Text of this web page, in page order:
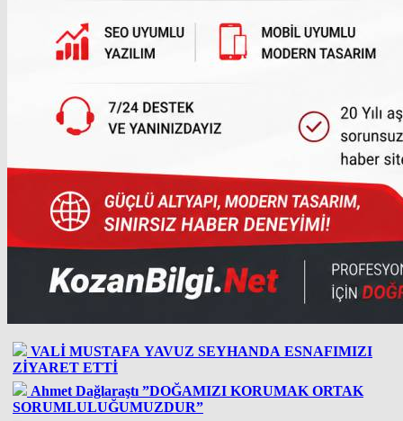
VALİ MUSTAFA YAVUZ SEYHANDA ESNAFIMIZI
ZİYARET ETTİ
Ahmet Dağlaraştı ”DOĞAMIZI KORUMAK ORTAK
SORUMLULUĞUMUZDUR”